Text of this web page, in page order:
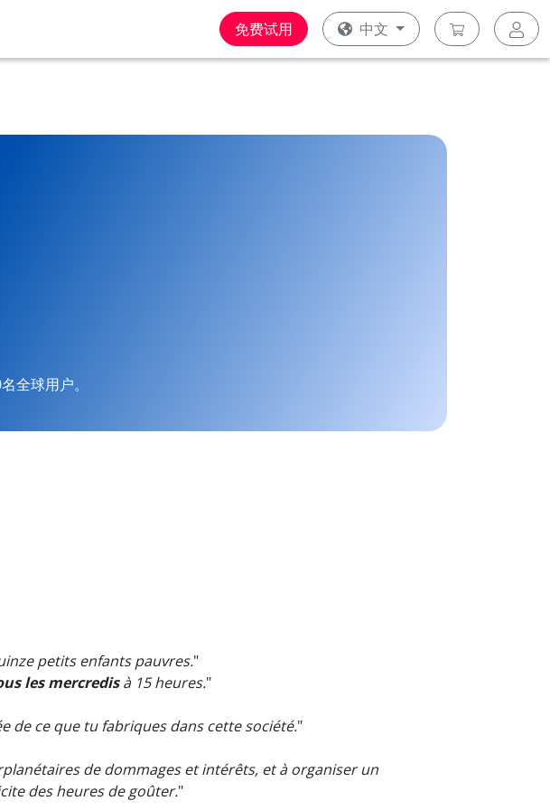
免费试用 中文
全球用户。
petits enfants pauvres."
les mercredisà 15 heures."
de ce que tu fabriques dans cette société."
de dommages et intérêts, et à organiser un
des heures de goûter."